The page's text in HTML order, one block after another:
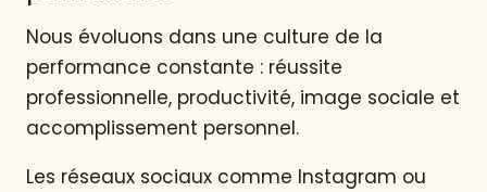
Nous évoluons dans une culture de la
performance constante : réussite
professionnelle, productivité, image sociale et
accomplissement personnel.
Les réseaux sociaux comme Instagram ou